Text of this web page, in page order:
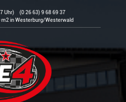
Uhr) (0 26 63) 9 68 69 37
in Westerburg/Westerwald